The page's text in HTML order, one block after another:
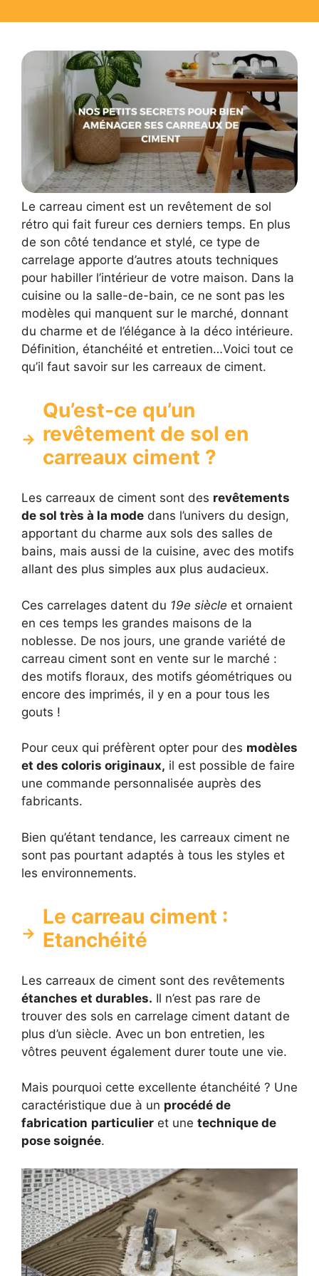
Le carreau ciment est un revêtement de sol
rétro qui fait fureur ces derniers temps. En plus
de son côté tendance et stylé, ce type de
carrelage apporte d’autres atouts techniques
pour habiller l’intérieur de votre maison. Dans la
cuisine ou la salle-de-bain, ce ne sont pas les
modèles qui manquent sur le marché, donnant
du charme et de l’élégance à la déco intérieure.
Définition, étanchéité et entretien…Voici tout ce
qu’il faut savoir sur les carreaux de ciment.
Qu’est-ce qu’un
revêtement de sol en
carreaux ciment ?
Les carreaux de ciment sont des revêtements
de sol très à la mode dans l’univers du design,
apportant du charme aux sols des salles de
bains, mais aussi de la cuisine, avec des motifs
allant des plus simples aux plus audacieux.
Ces carrelages datent du 19e siècle et ornaient
en ces temps les grandes maisons de la
noblesse. De nos jours, une grande variété de
carreau ciment sont en vente sur le marché :
des motifs floraux, des motifs géométriques ou
encore des imprimés, il y en a pour tous les
gouts !
Pour ceux qui préfèrent opter pour des modèles
et des coloris originaux, il est possible de faire
une commande personnalisée auprès des
fabricants.
Bien qu’étant tendance, les carreaux ciment ne
sont pas pourtant adaptés à tous les styles et
les environnements.
Le carreau ciment :
Etanchéité
Les carreaux de ciment sont des revêtements
étanches et durables. Il n’est pas rare de
trouver des sols en carrelage ciment datant de
plus d’un siècle. Avec un bon entretien, les
vôtres peuvent également durer toute une vie.
Mais pourquoi cette excellente étanchéité ? Une
caractéristique due à un procédé de
fabrication particulier et une technique de
pose soignée.